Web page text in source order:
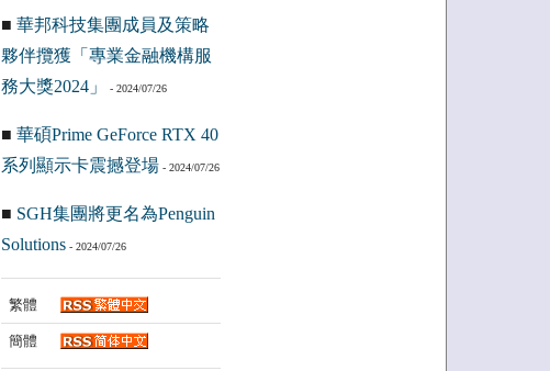
■ 華邦科技集團成員及策略
夥伴攬獲「專業金融機構服
務大獎2024」
- 2024/07/26
■ 華碩Prime GeForce RTX 40
系列顯示卡震撼登場- 2024/07/26
■ SGH集團將更名為Penguin
Solutions- 2024/07/26
繁體
簡體